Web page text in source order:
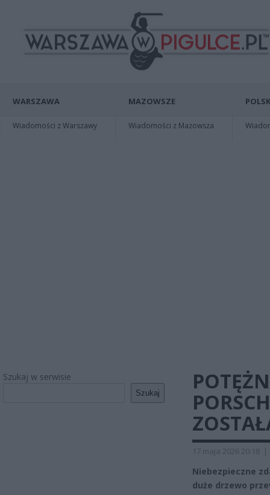
WARSZAWA
Wiadomości z Warszawy
MAZOWSZE
Wiadomości z Mazowsza
Szukaj w serwisie
Szukaj
17 maja 2026 20:18 |
Niebezpieczne
duże drzewo